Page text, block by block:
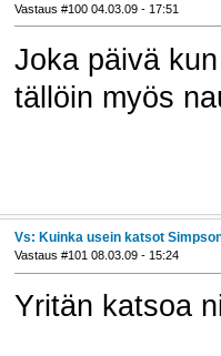
Vastaus #100 04.03.09 - 17:51
Joka päivä
tällöin myös
Vs: Kuinka usein katsot
Vastaus #101 08.03.09 - 15:24
Yritän katsoa